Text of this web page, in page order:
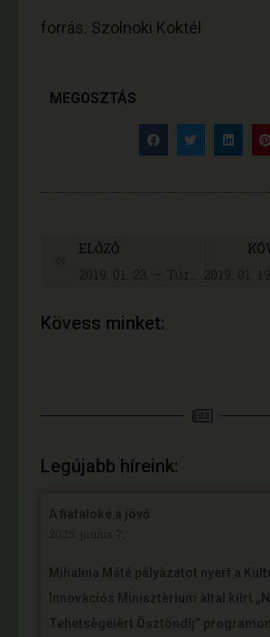
forrás: Szolnoki Koktél
MEGOSZTÁS
ELŐZŐ
Kövess minket:
Legújabb híreink:
A fiataloké a jövő
Mihalina Máté pàlyàzatot nyert a
Innovàciós Minisztèrium àltal kiîrt
Tehetsègeièrt Ösztöndîj” programon